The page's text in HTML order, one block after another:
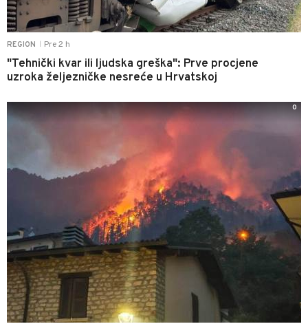
REGION Pre 2 h
"Tehnički kvar ili ljudska greška": Prve procjene
uzroka željezničke nesreće u Hrvatskoj
0